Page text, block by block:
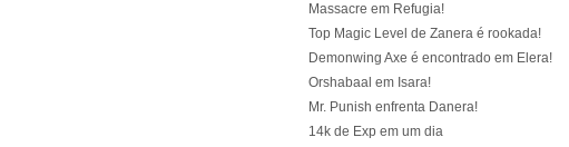
Massacre em Refugia!
Top Magic Level de Zanera é rookada!
Demonwing Axe é encontrado em Elera!
Orshabaal em Isara!
Mr. Punish enfrenta Danera!
14k de Exp em um dia